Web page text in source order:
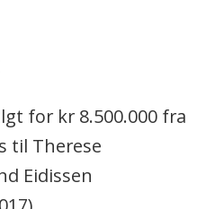
for kr 8.500.000 fra
til Therese
Eidissen